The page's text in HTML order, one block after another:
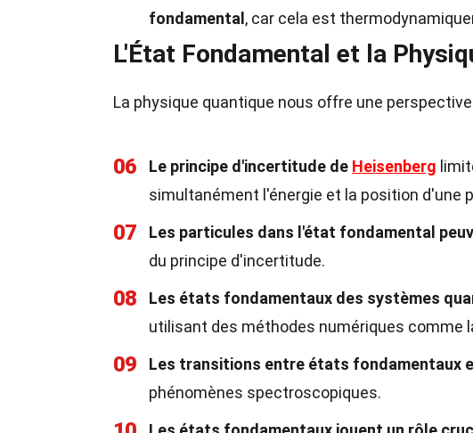
fondamental , car cela est
L'État Fondamental et la
La physique quantique nous offre une
06 Le principe d'incertitude de Heisenberg
simultanément l'énergie et la position d'une
07 Les particules dans l'état fondamental
du principe d'incertitude.
08 Les états fondamentaux des systèmes
utilisant des méthodes numériques comme
09 Les transitions entre états fondamentaux
phénomènes spectroscopiques.